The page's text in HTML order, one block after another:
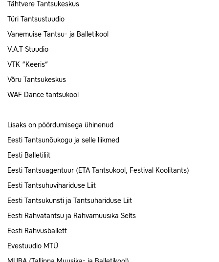
Tähtvere Tantsukeskus
Türi Tantsustuudio
Vanemuise Tantsu- ja Balletikool
V.A.T Stuudio
VTK “Keeris”
Võru Tantsukeskus
WAF Dance tantsukool
Lisaks on pöördumisega ühinenud
Eesti Tantsunõukogu ja selle liikmed
Eesti Balletiliit
Eesti Tantsuagentuur (ETA Tantsukool, Festival Koolitants)
Eesti Tantsuhuvihariduse Liit
Eesti Tantsukunsti ja Tantsuhariduse Liit
Eesti Rahvatantsu ja Rahvamuusika Selts
Eesti Rahvusballett
Evestuudio MTÜ